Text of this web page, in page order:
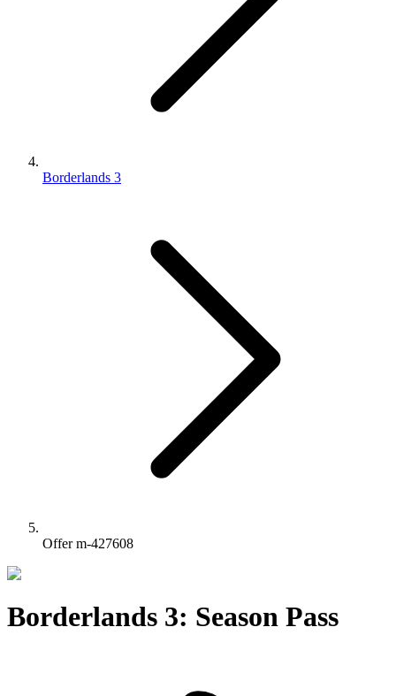
Borderlands 3
Offer m-427608
Borderlands 3: Season Pass